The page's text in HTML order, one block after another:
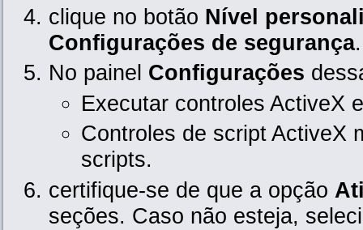
clique no botão Nível
Configurações de segurança.
No painel Configurações
Executar controles ActiveX
Controles de script ActiveX
scripts.
certifique-se de que a opção
seções. Caso não esteja,